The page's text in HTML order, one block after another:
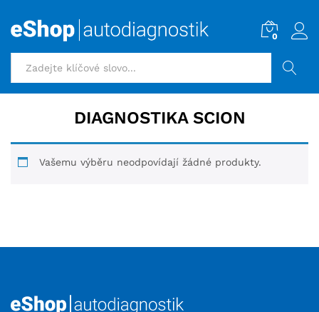
0
DIAGNOSTIKA SCION
Vašemu výběru neodpovídají žádné produkty.